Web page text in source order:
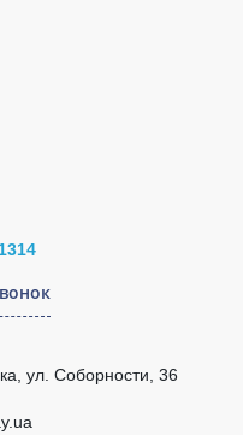
90) белая
90) графитовый
(RAINWAY 90),
ул. Соборности, 36